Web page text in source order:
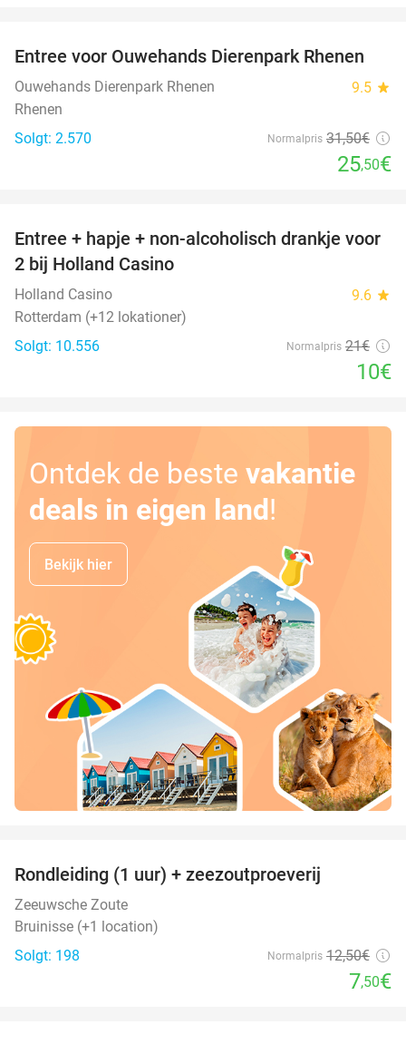
19%
Entree voor Ouwehands Dierenpark Rhenen
Ouwehands Dierenpark Rhenen 9.5 star
Rhenen
Solgt: 2.570
Normalpris 31,50€
25,50€
52%
Entree + hapje + non-alcoholisch drankje voor
2 bij Holland Casino
Holland Casino 9.6 star
Rotterdam (+12 lokationer)
Solgt: 10.556
Normalpris 21€
10€
Ontdek de beste vakantie
deals in eigen land!
Bekijk hier
Rondleiding (1 uur) + zeezoutproeverij
Zeeuwsche Zoute
Bruinisse (+1 location)
Solgt: 198
Normalpris 12,50€
7,50€